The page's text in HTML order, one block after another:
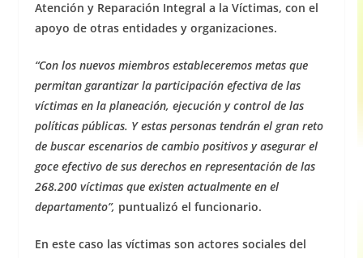
Atención y Reparación Integral a la Víctimas, con el
apoyo de otras entidades y organizaciones.
“Con los nuevos miembros estableceremos metas que
permitan garantizar la participación efectiva de las
víctimas en la planeación, ejecución y control de las
políticas públicas. Y estas personas tendrán el gran reto
de buscar escenarios de cambio positivos y asegurar el
goce efectivo de sus derechos en representación de las
268.200 víctimas que existen actualmente en el
departamento”, puntualizó el funcionario.
En este caso las víctimas son actores sociales del